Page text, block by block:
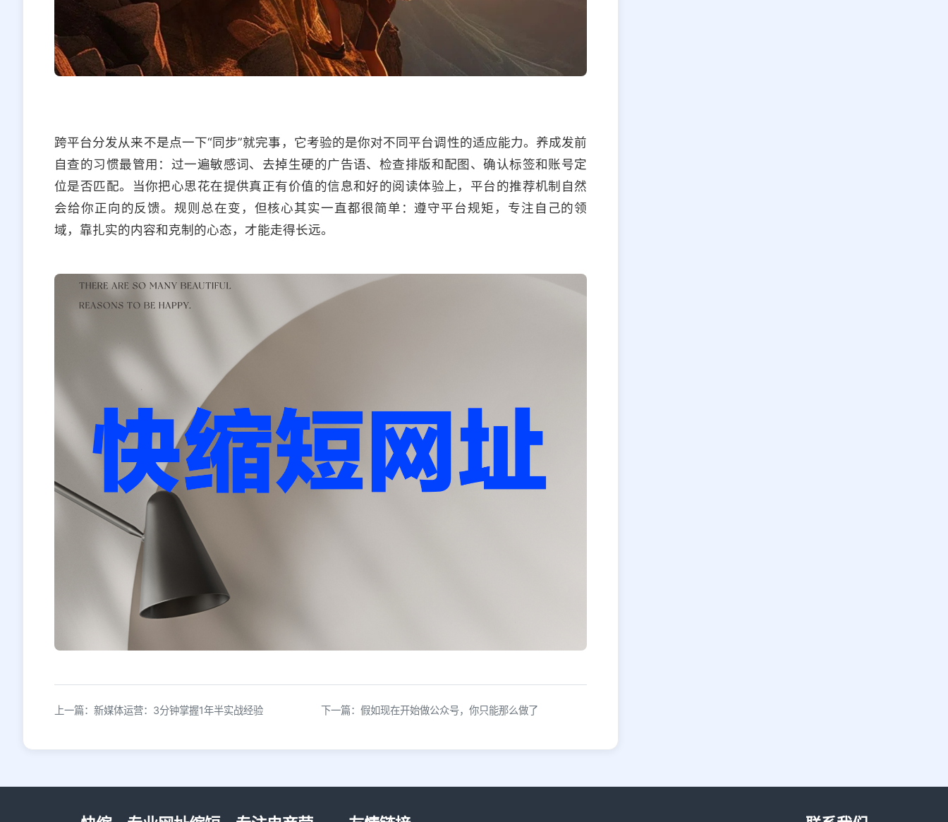
跨平台分发从来不是点一下“同步”就完事，它考验的是你对不同平台调性的适应能力。养成发前
自查的习惯最管用：过一遍敏感词、去掉生硬的广告语、检查排版和配图、确认标签和账号定
位是否匹配。当你把心思花在提供真正有价值的信息和好的阅读体验上，平台的推荐机制自然
会给你正向的反馈。规则总在变，但核心其实一直都很简单：遵守平台规矩，专注自己的领
域，靠扎实的内容和克制的心态，才能走得长远。
上一篇：新媒体运营：3分钟掌握1年半实战经验 下一篇：假如现在开始做公众号，你只能那么做了